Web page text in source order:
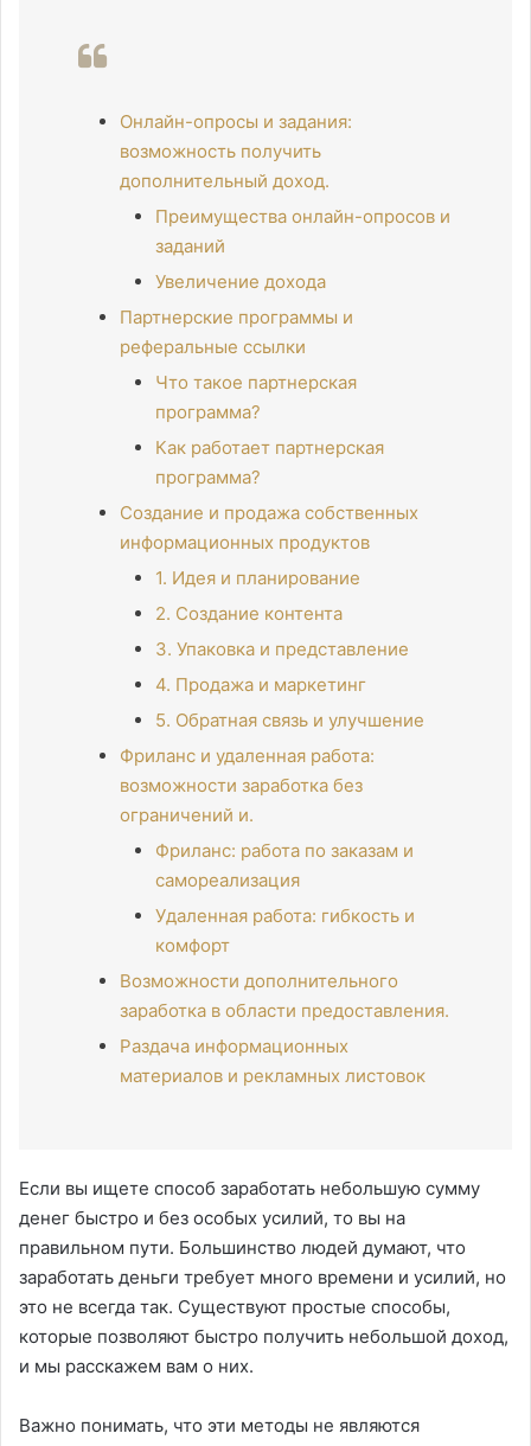
Онлайн-опросы и задания:
возможность получить
дополнительный доход.
Преимущества онлайн-опросов и
заданий
Увеличение дохода
Партнерские программы и
реферальные ссылки
Что такое партнерская
программа?
Как работает партнерская
программа?
Создание и продажа собственных
информационных продуктов
1. Идея и планирование
2. Создание контента
3. Упаковка и представление
4. Продажа и маркетинг
5. Обратная связь и улучшение
Фриланс и удаленная работа:
возможности заработка без
ограничений и.
Фриланс: работа по заказам и
самореализация
Удаленная работа: гибкость и
комфорт
Возможности дополнительного
заработка в области предоставления.
Раздача информационных
материалов и рекламных листовок
Если вы ищете способ заработать небольшую сумму
денег быстро и без особых усилий, то вы на
правильном пути. Большинство людей думают, что
заработать деньги требует много времени и усилий, но
это не всегда так. Существуют простые способы,
которые позволяют быстро получить небольшой доход,
и мы расскажем вам о них.
Важно понимать, что эти методы не являются